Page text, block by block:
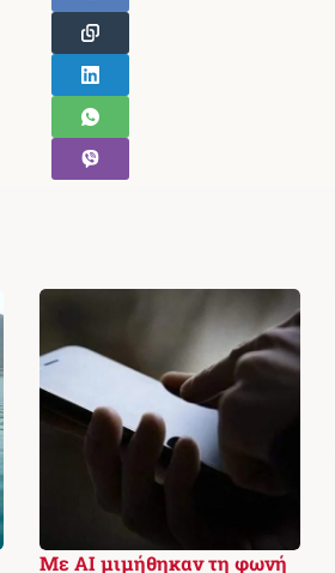
Με AI μιμήθηκαν τη φωνή